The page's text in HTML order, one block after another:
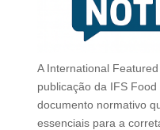
A International
publicação da IFS
documento normativo
essenciais para a